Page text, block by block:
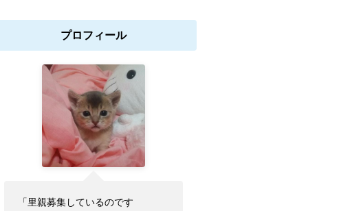
プロフィール
「里親募集しているのです